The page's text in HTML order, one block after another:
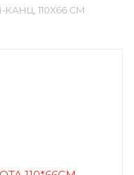
110Х66 СМ